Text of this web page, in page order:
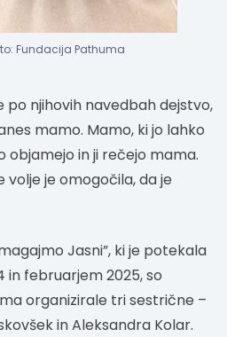
Fundacija Pathuma
po njihovih navedbah dejstvo,
mamo. Mamo, ki jo lahko
objamejo in ji rečejo mama.
je omogočila, da je
Jasni”, ki je potekala
februarjem 2025, so
organizirale tri sestrične –
in Aleksandra Kolar.